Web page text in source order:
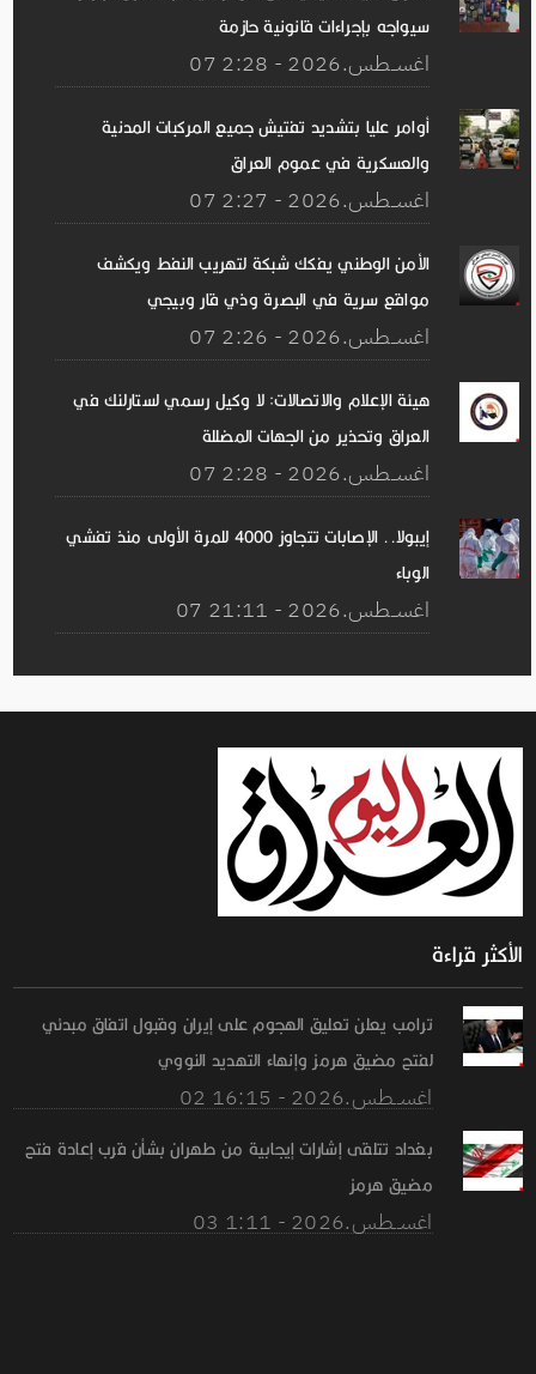
سيواجه بإجراءات قانونية حازمة
07 اغســطس.2026 - 2:28
أوامر عليا بتشديد تفتيش جميع المركبات المدنية
والعسكرية في عموم العراق
07 اغســطس.2026 - 2:27
الأمن الوطني يفكك شبكة لتهريب النفط ويكشف
مواقع سرية في البصرة وذي قار وبيجي
07 اغســطس.2026 - 2:26
هيئة الإعلام والاتصالات: لا وكيل رسمي لستارلنك في
العراق وتحذير من الجهات المضللة
07 اغســطس.2026 - 2:28
إيبولا.. الإصابات تتجاوز 4000 للمرة الأولى منذ تفشي
الوباء
07 اغســطس.2026 - 21:11
الأكثر قراءة
ترامب يعلن تعليق الهجوم على إيران وقبول اتفاق مبدئي
لفتح مضيق هرمز وإنهاء التهديد النووي
02 اغســطس.2026 - 16:15
بغداد تتلقى إشارات إيجابية من طهران بشأن قرب إعادة فتح
مضيق هرمز
03 اغســطس.2026 - 1:11